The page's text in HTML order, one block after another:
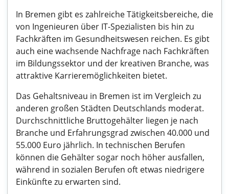
In Bremen gibt es zahlreiche Tätigkeitsbereiche, die
von Ingenieuren über IT-Spezialisten bis hin zu
Fachkräften im Gesundheitswesen reichen. Es gibt
auch eine wachsende Nachfrage nach Fachkräften
im Bildungssektor und der kreativen Branche, was
attraktive Karrieremöglichkeiten bietet.
Das Gehaltsniveau in Bremen ist im Vergleich zu
anderen großen Städten Deutschlands moderat.
Durchschnittliche Bruttogehälter liegen je nach
Branche und Erfahrungsgrad zwischen 40.000 und
55.000 Euro jährlich. In technischen Berufen
können die Gehälter sogar noch höher ausfallen,
während in sozialen Berufen oft etwas niedrigere
Einkünfte zu erwarten sind.